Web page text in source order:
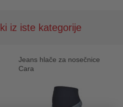
iz iste kategorije
Jeans hlače za nosečnice
Cara